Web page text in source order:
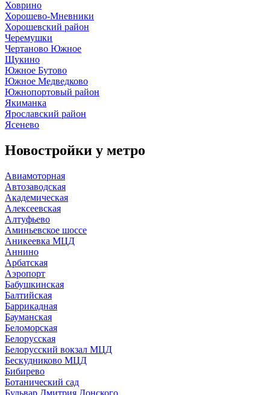
Ховрино
Хорошево-Мневники
Хорошевский район
Черемушки
Чертаново Южное
Щукино
Южное Бутово
Южное Медведково
Южнопортовый район
Якиманка
Ярославский район
Ясенево
Новостройки у метро
Авиамоторная
Автозаводская
Академическая
Алексеевская
Алтуфьево
Аминьевское шоссе
Аникеевка МЦД
Аннино
Арбатская
Аэропорт
Бабушкинская
Балтийская
Баррикадная
Бауманская
Беломорская
Белорусская
Белорусский вокзал МЦД
Бескудниково МЦД
Бибирево
Ботанический сад
Бульвар Дмитрия Донского